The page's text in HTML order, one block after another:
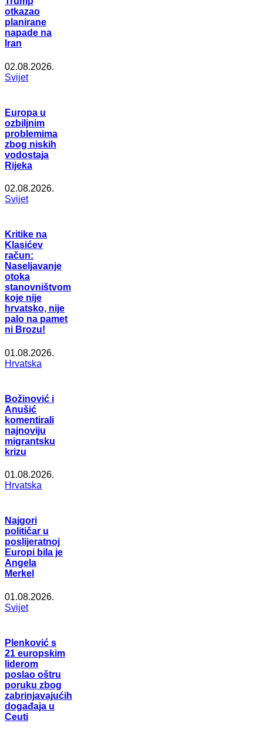
otkazao
planirane
napade na
Iran
02.08.2026.
Svijet
Europa u
ozbiljnim
problemima
zbog niskih
vodostaja
Rijeka
02.08.2026.
Svijet
Kritike na
Klasićev
račun:
Naseljavanje
otoka
stanovništvom
koje nije
hrvatsko, nije
palo na pamet
ni Brozu!
01.08.2026.
Hrvatska
Božinović i
Anušić
komentirali
najnoviju
migrantsku
krizu
01.08.2026.
Hrvatska
Najgori
političar u
poslijeratnoj
Europi bila je
Angela
Merkel
01.08.2026.
Svijet
Plenković s
21 europskim
liderom
poslao oštru
poruku zbog
zabrinjavajućih
događaja u
Ceuti